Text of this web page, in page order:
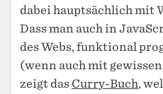
dabei hauptsächlich mit
Dass man auch in
des Webs, funktional
(wenn auch mit
zeigt das Curry-Buch,